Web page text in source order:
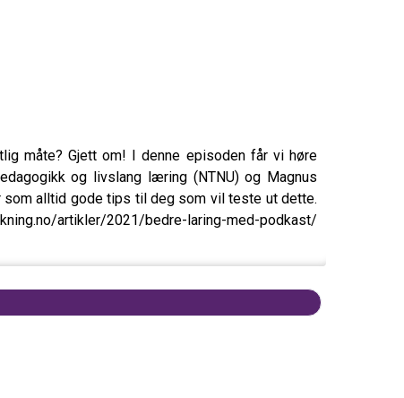
måte? Gjett om! I denne episoden får vi høre
og livslang læring (NTNU) og Magnus
som alltid gode tips til deg som vil teste ut dette.
artikler/2021/bedre-laring-med-podkast/